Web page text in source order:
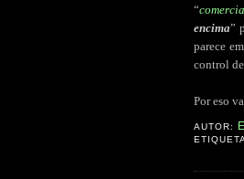
“
encima”
parece
control
Por eso
AUTOR: